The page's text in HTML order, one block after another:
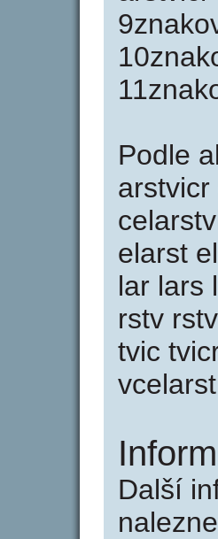
Podle
elarst
lar lars
rstv
tvic
Další